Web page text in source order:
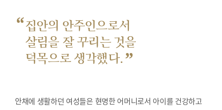
“집안의 안주인으로서
살림을 잘 꾸리는 것을
덕목으로 생각했다. ”
안채에 생활하던 여성들은 현명한 어머니로서 아이를 건강하고